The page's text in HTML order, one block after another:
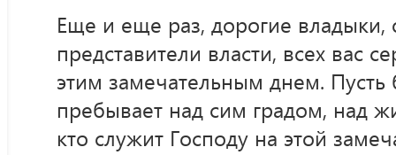
Еще и еще раз, дорогие владыки,
представители власти, всех вас
этим замечательным днем.
пребывает над сим градом, над
кто служит Господу на этой